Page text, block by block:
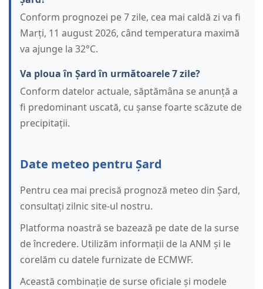
Conform prognozei pe 7 zile, cea mai caldă zi va fi
Marți, 11 august 2026, când temperatura maximă
va ajunge la 32°C.
Va ploua în Șard în următoarele 7 zile?
Conform datelor actuale, săptămâna se anunță a
fi predominant uscată, cu șanse foarte scăzute de
precipitații.
Date meteo pentru Șard
Pentru cea mai precisă prognoză meteo din Șard,
consultați zilnic site-ul nostru.
Platforma noastră se bazează pe date de la surse
de încredere. Utilizăm informații de la ANM și le
corelăm cu datele furnizate de ECMWF.
Această combinație de surse oficiale și modele